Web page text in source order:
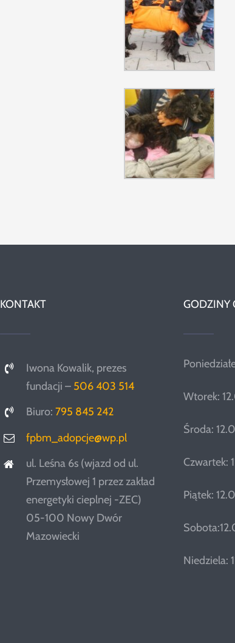
KONTAKT
Iwona Kowalik, prezes
fundacji – 506 403 514
Biuro: 795 845 242
fpbm_adopcje@wp.pl
ul. Leśna 6s (wjazd od ul.
Przemysłowej 1 przez zakład
energetyki cieplnej -ZEC)
05-100 Nowy Dwór
Mazowiecki
GODZINY
Wtorek:
Środa:
Czwartek:
Piątek:
Niedziela: